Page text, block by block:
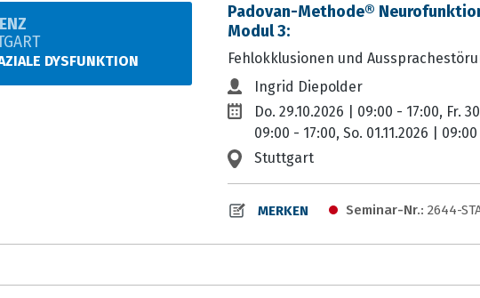
DYSFUNKTION
Padovan-Methode®
Modul 3:
Fehlokklusionen und
Ingrid Diepolder
Do. 29.10.2026 | 09:00 - 17:00, Fr.
09:00 - 17:00, So. 01.11.2026 |
Stuttgart
MERKEN Seminar-Nr.: 2644-